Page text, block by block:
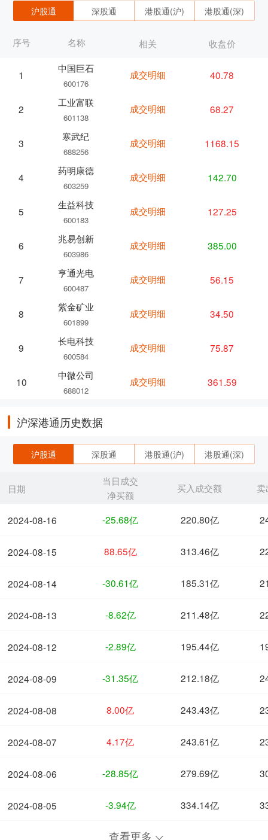
沪股通 深股通 港股通(沪) 港股通(深)
序号 名称
1
中国巨石
600176
2
工业富联
601138
3
寒武纪
688256
4
药明康德
603259
5
生益科技
600183
6
兆易创新
603986
7
亨通光电
600487
8
紫金矿业
601899
9
长电科技
600584
10
中微公司
688012
相关 收盘价
成交明细 40.78
成交明细 68.27
成交明细 1168.15
成交明细 142.70
成交明细 127.25
成交明细 385.00
成交明细 56.15
成交明细 34.50
成交明细 75.87
成交明细 361.59
沪深港通历史数据
沪股通 深股通 港股通(沪) 港股通(深)
日期
2024-08-16
2024-08-15
2024-08-14
2024-08-13
2024-08-12
2024-08-09
2024-08-08
2024-08-07
2024-08-06
2024-08-05
当日成交
净买额
买入成交额 卖
-25.68亿 220.80亿
88.65亿 313.46亿
-30.61亿 185.31亿
-8.62亿 211.48亿
-2.89亿 195.44亿
-31.35亿 212.18亿
8.00亿 243.43亿
4.17亿 243.61亿
-28.85亿 279.69亿
-3.94亿 334.14亿
查看更多